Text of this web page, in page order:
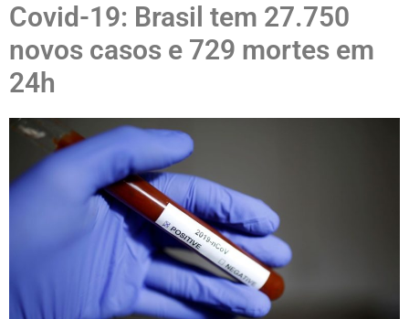
Covid-19: Brasil tem 27.750
novos casos e 729 mortes em
24h